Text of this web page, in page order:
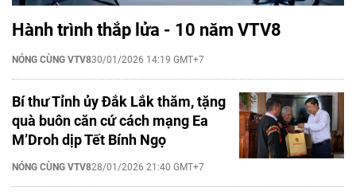
Hành trình thắp lửa - 10 năm VTV8
NÓNG CÙNG VTV830/01/2026 14:19 GMT+7
Bí thư Tỉnh ủy Đắk Lắk thăm, tặng
quà buôn căn cứ cách mạng Ea
M’Droh dịp Tết Bính Ngọ
NÓNG CÙNG VTV828/01/2026 21:40 GMT+7